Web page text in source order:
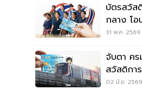
บัตรสวัส
กลาง โ
จ่ายอะไร
31 พ.ค. 2569
จับตา ค
สวัสดิกา
รถไฟฟ้า
02 มิ.ย.